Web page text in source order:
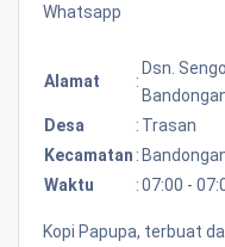
Whatsapp
Alamat :
Dsn.
Desa
: Trasan
Kecamatan :
Waktu
:07:00 -
Kopi Papupa, terbuat